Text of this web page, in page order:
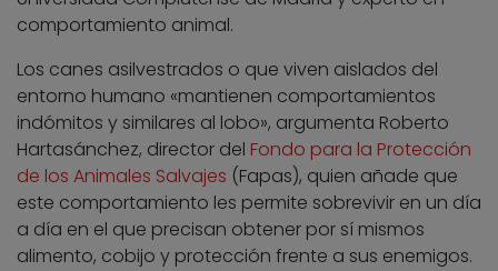
comportamiento animal.
Los canes asilvestrados o que viven aislados del
entorno humano «mantienen comportamientos
indómitos y similares al lobo», argumenta Roberto
Hartasánchez, director del Fondo para la Protección
de los Animales Salvajes (Fapas), quien añade que
este comportamiento les permite sobrevivir en un día
a día en el que precisan obtener por sí mismos
alimento, cobijo y protección frente a sus enemigos.